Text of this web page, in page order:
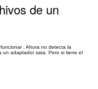
de un
. Ahora no detecta la
un adaptador sata. Pero si tiene el